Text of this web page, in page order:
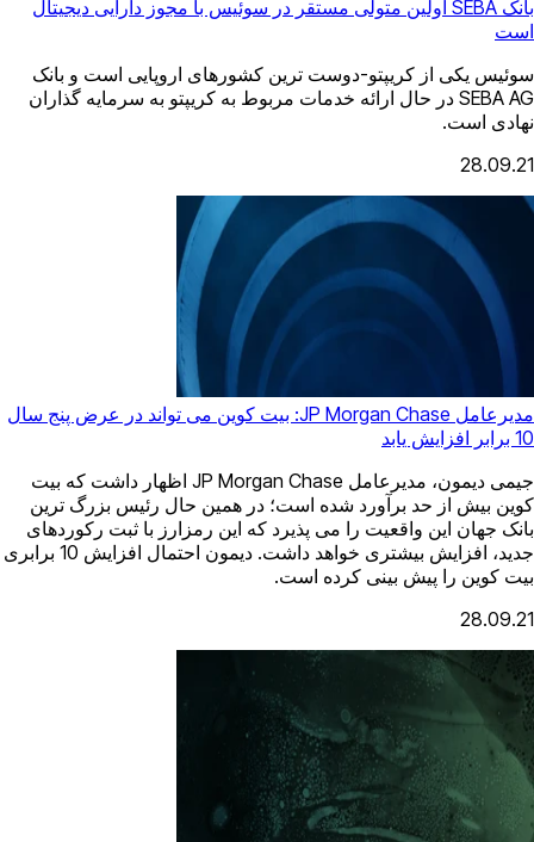
بانک SEBA اولین متولی مستقر در سوئیس با مجوز دارایی دیجیتال
است
سوئیس یکی از کریپتو-دوست ترین کشورهای اروپایی است و بانک
SEBA AG در حال ارائه خدمات مربوط به کریپتو به سرمایه گذاران
نهادی است.
28.09.21
مدیرعامل JP Morgan Chase: بیت کوین می تواند در عرض پنج سال
10 برابر افزایش یابد
جیمی دیمون، مدیرعامل JP Morgan Chase اظهار داشت که بیت
کوین بیش از حد برآورد شده است؛ در همین حال رئیس بزرگ ترین
بانک جهان این واقعیت را می پذیرد که این رمزارز با ثبت رکوردهای
جدید، افزایش بیشتری خواهد داشت. دیمون احتمال افزایش 10 برابری
بیت کوین را پیش بینی کرده است.
28.09.21